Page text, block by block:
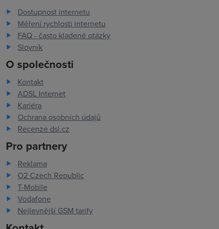
Dostupnost internetu
Měření rychlosti internetu
FAQ - často kladené otázky
Slovník
O společnosti
Kontakt
ADSL Internet
Kariéra
Ochrana osobních údajů
Recenze dsl.cz
Pro partnery
Reklama
O2 Czech Republic
T-Mobile
Vodafone
Nejlevnější GSM tarify